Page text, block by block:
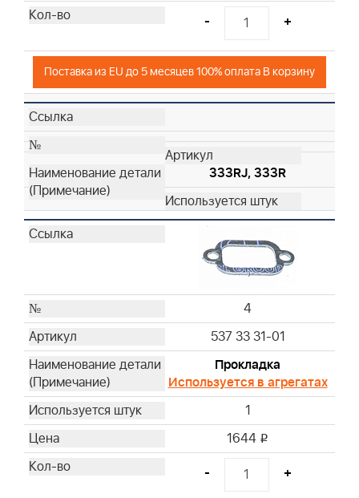
- +
Поставка из EU до 5 месяцев 100% оплата В корзину
333RJ, 333R
4
537 33 31-01
Прокладка
Используется в агрегатах
1
1644 i
- +